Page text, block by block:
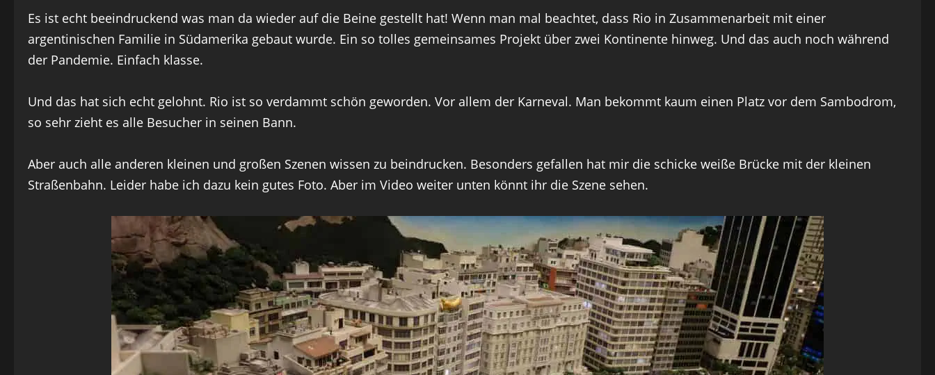
Es ist echt beeindruckend was man da wieder auf die Beine gestellt hat! Wenn man mal beachtet, dass Rio in Zusammenarbeit mit einer
argentinischen Familie in Südamerika gebaut wurde. Ein so tolles gemeinsames Projekt über zwei Kontinente hinweg. Und das auch noch während
der Pandemie. Einfach klasse.
Und das hat sich echt gelohnt. Rio ist so verdammt schön geworden. Vor allem der Karneval. Man bekommt kaum einen Platz vor dem Sambodrom,
so sehr zieht es alle Besucher in seinen Bann.
Aber auch alle anderen kleinen und großen Szenen wissen zu beindrucken. Besonders gefallen hat mir die schicke weiße Brücke mit der kleinen
Straßenbahn. Leider habe ich dazu kein gutes Foto. Aber im Video weiter unten könnt ihr die Szene sehen.